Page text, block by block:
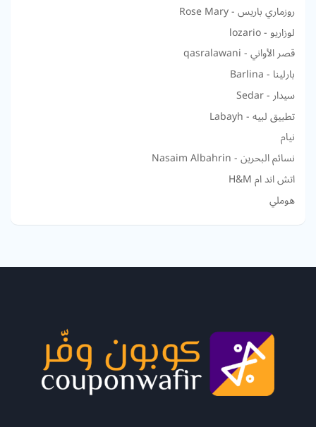
روزماري باريس - Rose Mary
لوزاريو - lozario
قصر الأواني - qasralawani
بارلينا - Barlina
سيدار - Sedar
تطبيق لبيه - Labayh
نيام
نسائم البحرين - Nasaim Albahrin
اتش اند ام H&M
هوملي